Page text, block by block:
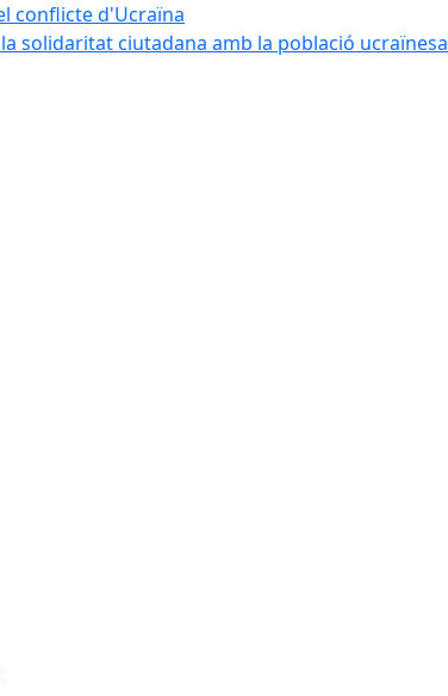
conflicte d'Ucraïna
solidaritat ciutadana amb la població ucraïnesa